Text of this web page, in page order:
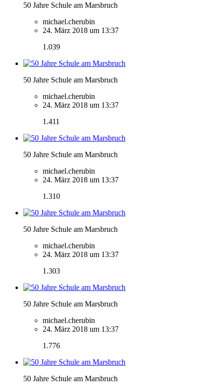
50 Jahre Schule am Marsbruch
michael.cherubin
24. März 2018 um 13:37
1.039
50 Jahre Schule am Marsbruch
michael.cherubin
24. März 2018 um 13:37
1.411
50 Jahre Schule am Marsbruch
michael.cherubin
24. März 2018 um 13:37
1.310
50 Jahre Schule am Marsbruch
michael.cherubin
24. März 2018 um 13:37
1.303
50 Jahre Schule am Marsbruch
michael.cherubin
24. März 2018 um 13:37
1.776
50 Jahre Schule am Marsbruch